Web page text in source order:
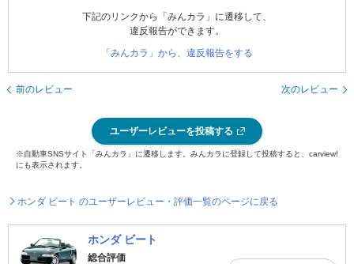
下記のリンクから「みんカラ」に遷移して、
違反報告ができます。
「みんカラ」から、違反報告をする
前のレビュー 次のレビュー
ユーザーレビューを投稿する
※自動車SNSサイト「みんカラ」に遷移します。みんカラに登録して投稿すると、carview!
にも表示されます。
ホンダ ビート のユーザーレビュー・評価一覧のページに戻る
ホンダ ビート
総合評価